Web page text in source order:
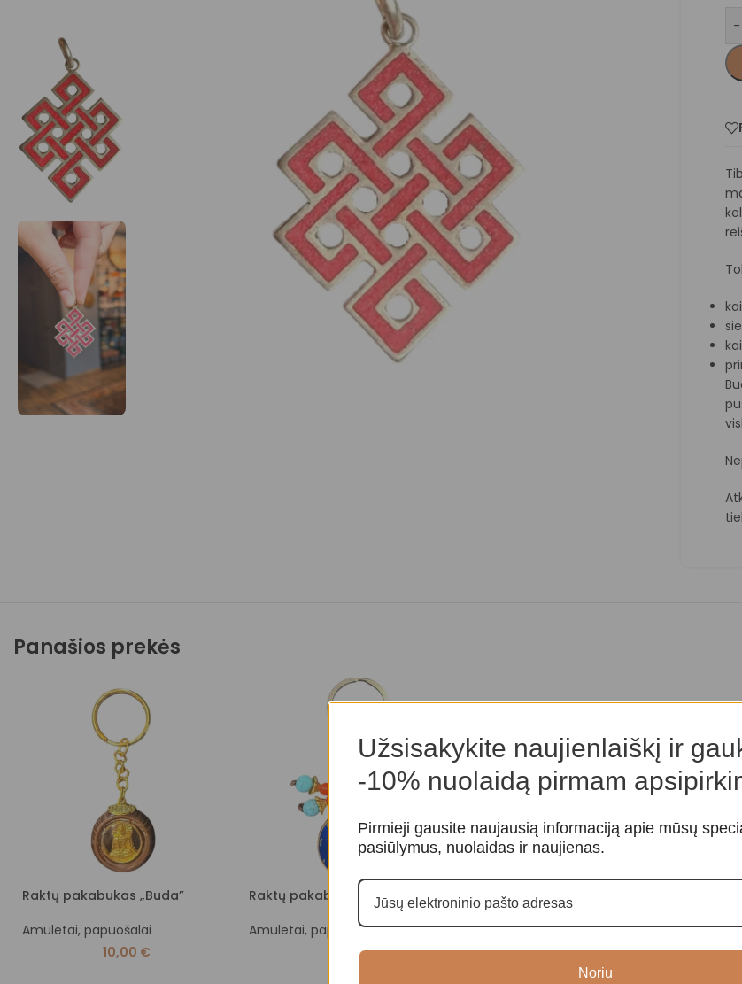
-
Panašios prekės
Raktų pakabukas „Buda”
Amuletai, papuošalai
10,00 €
Raktų pakabukas „Budos akys”
Amuletai, papuošalai
10,00€
Raktų pakabukas „Maldų
malunėlis”
Amuletai, papuošalai, Raktų
Užsisakykite naujienlaiškį ir
-10% nuolaidą pirmam
Pirmieji gausite naujausią informaciją apie mūsų
pasiūlymus, nuolaidas ir naujienas.
Noriu